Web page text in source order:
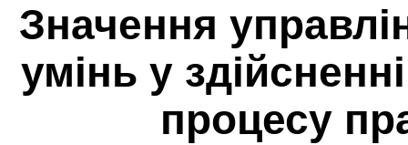
Значення
умінь у
процесу